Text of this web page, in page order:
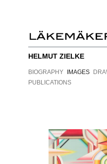
HELMUT ZIELKE
BIOGRAPHY IMAGES
PUBLICATIONS